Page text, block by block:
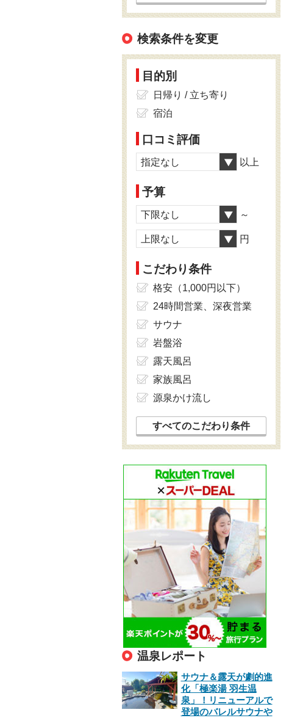
検索条件を変更
目的別
日帰り / 立ち寄り
宿泊
口コミ評価
指定なし 以上
予算
下限なし ～
上限なし 円
こだわり条件
格安（1,000円以下）
24時間営業、深夜営業
サウナ
岩盤浴
露天風呂
家族風呂
源泉かけ流し
すべてのこだわり条件
温泉レポート
サウナ＆露天が劇的進
化「極楽湯 羽生温
泉」！リニューアルで
登場のバレルサウナや